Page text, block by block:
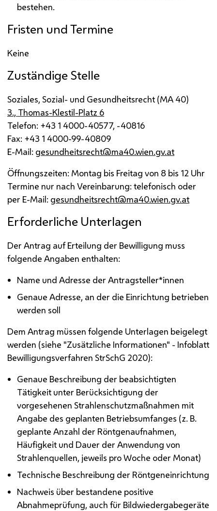
bestehen.
Fristen und Termine
Keine
Zuständige Stelle
Soziales, Sozial- und Gesundheitsrecht (MA40)
3., Thomas-Klestil-Platz 6
Telefon: +43 1 4000-40577, -40816
Fax: +43 1 4000-99-40809
E-Mail: gesundheitsrecht@ma40.wien.gv.at
Öffnungszeiten: Montag bis Freitag von 8 bis 12 Uhr
Termine nur nach Vereinbarung: telefonisch oder
per E-Mail: gesundheitsrecht@ma40.wien.gv.at
Erforderliche Unterlagen
Der Antrag auf Erteilung der Bewilligung muss
folgende Angaben enthalten:
Name und Adresse der Antragsteller*innen
Genaue Adresse, an der die Einrichtung betrieben
werden soll
Dem Antrag müssen folgende Unterlagen beigelegt
werden (siehe "Zusätzliche Informationen" - Infoblatt
Bewilligungsverfahren StrSchG 2020):
Genaue Beschreibung der beabsichtigten
Tätigkeit unter Berücksichtigung der
vorgesehenen Strahlenschutzmaßnahmen mit
Angabe des geplanten Betriebsumfanges (z. B.
geplante Anzahl der Röntgenaufnahmen,
Häufigkeit und Dauer der Anwendung von
Strahlenquellen, jeweils pro Woche oder Monat)
Technische Beschreibung der Röntgeneinrichtung
Nachweis über bestandene positive
Abnahmeprüfung, auch für Bildwiedergabegeräte